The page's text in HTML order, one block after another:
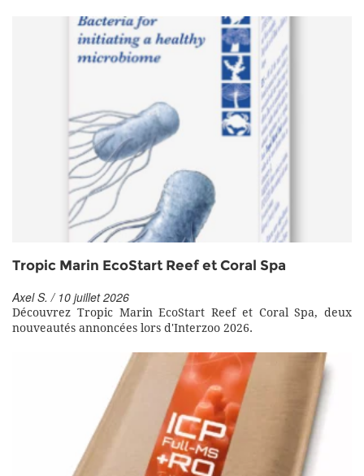
Tropic Marin EcoStart Reef et Coral Spa
Axel S. / 10 juillet 2026
Découvrez Tropic Marin EcoStart Reef et Coral Spa, deux
nouveautés annoncées lors d'Interzoo 2026.